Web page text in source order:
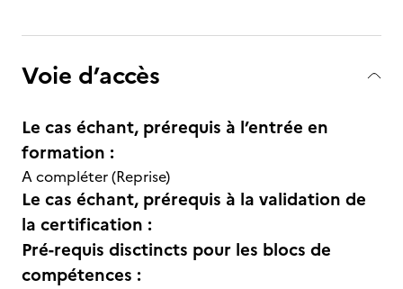
Voie d’accès
Le cas échant, prérequis à l’entrée en
formation :
A compléter (Reprise)
Le cas échant, prérequis à la validation de
la certification :
Pré-requis disctincts pour les blocs de
compétences :